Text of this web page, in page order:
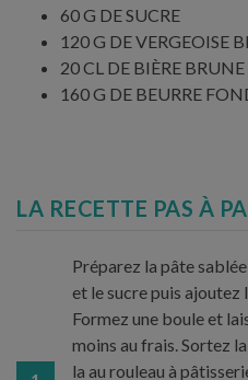
60 G DE SUCRE
120 G DE VERGEOISE
20 CL DE BIÈRE
160 G DE BEURRE
LA RECETTE PAS À
Préparez la pâte
et le sucre puis ajoutez
Formez une boule et
moins au frais. Sortez
la au rouleau à